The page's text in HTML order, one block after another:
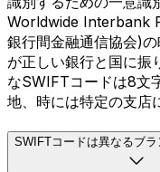
Worldwide Interbank
銀行間金融通信協会)
が正しい銀行と国に振
なSWIFTコードは8文
地、時には特定の支店
SWIFTコードは異なるブ